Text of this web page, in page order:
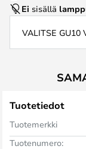
Ei sisällä
VALITSE GU10
Tuotetiedot
Tuotemerkki
Tuotenumero: